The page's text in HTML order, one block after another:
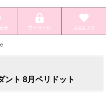
ント 8月ペリドット